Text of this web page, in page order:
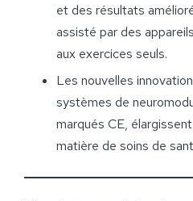
et des résultats
assisté par des
aux exercices seuls.
Les nouvelles
systèmes de
marqués CE,
matière de soins de